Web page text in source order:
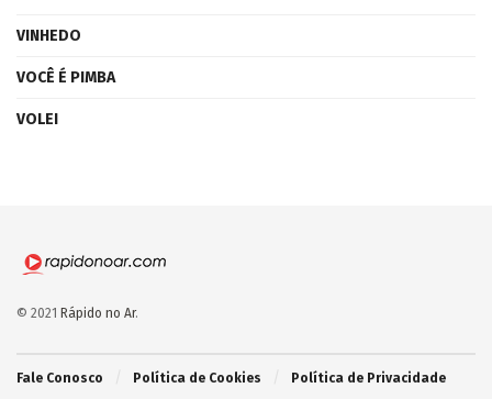
VINHEDO
VOCÊ É PIMBA
VOLEI
© 2021 Rápido no Ar.
Fale Conosco Política de Cookies Política de Privacidade